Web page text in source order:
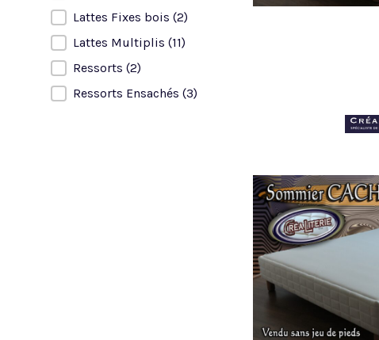
Lattes Fixes bois (2)
Lattes Multiplis (11)
Ressorts (2)
Ressorts Ensachés (3)